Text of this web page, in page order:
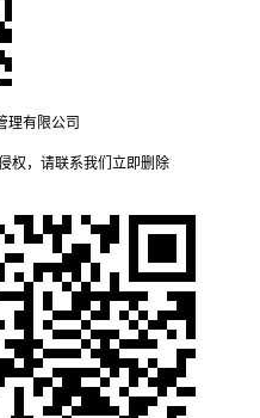
理有限公司
权，请联系我们立即删除